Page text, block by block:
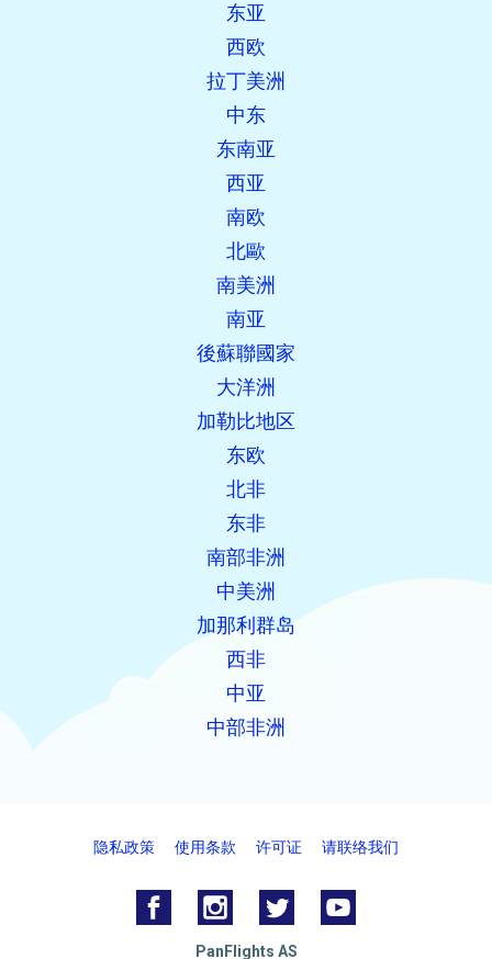
东亚
西欧
拉丁美洲
中东
东南亚
西亚
南欧
北歐
南美洲
南亚
後蘇聯國家
大洋洲
加勒比地区
东欧
北非
东非
南部非洲
中美洲
加那利群岛
西非
中亚
中部非洲
隐私政策 使用条款 许可证 请联络我们
PanFlights AS